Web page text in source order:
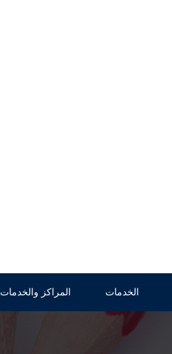
الخدمات المراكز والخدمات